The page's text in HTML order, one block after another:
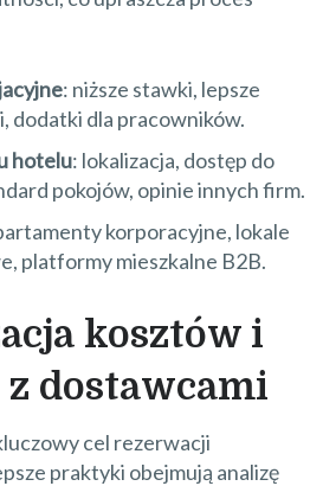
: niższe stawki, lepsze
dodatki dla pracowników.
hotelu: lokalizacja, dostęp do
pokojów, opinie innych firm.
korporacyjne, lokale
platformy mieszkalne B2B.
kosztów i
z dostawcami
cel rezerwacji
praktyki obejmują analizę